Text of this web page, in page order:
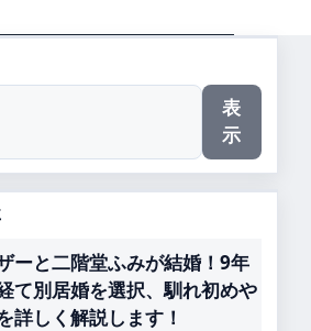
表
示
ーと二階堂ふみが結婚！9年
て別居婚を選択、馴れ初めや
詳しく解説します！